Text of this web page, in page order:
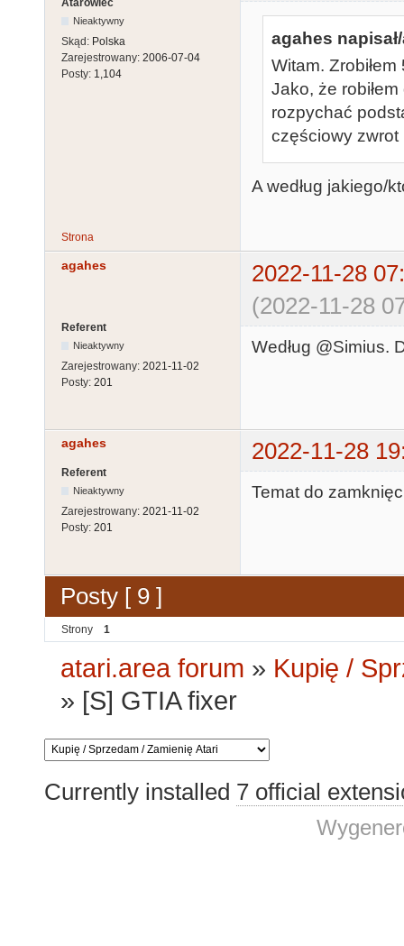
Nieaktywny
Skąd: Polska
Zarejestrowany: 2006-07-04
Posty: 1,104
agahes
Witam.
Jako, że
rozpychać
częściowy zwrot
A według jakiego/
Strona
agahes
2022-11-28
(2022-11-28
Referent
Nieaktywny
Zarejestrowany: 2021-11-02
Posty: 201
Według @Simius.
agahes 2022-11-28
Referent
Nieaktywny
Zarejestrowany: 2021-11-02
Posty: 201
Temat do
Posty [ 9 ]
Strony 1
atari.area forum » Kupię /
» [S] GTIA fixer
Currently installed 7 official